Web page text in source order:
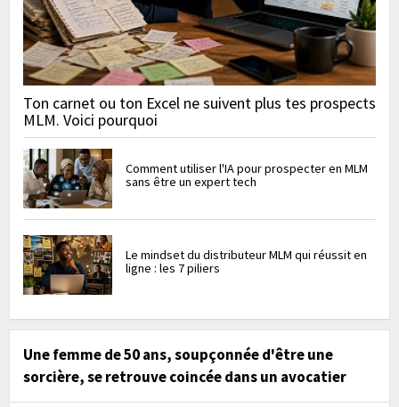
Ton carnet ou ton Excel ne suivent plus tes prospects
MLM. Voici pourquoi
Comment utiliser l'IA pour prospecter en MLM
sans être un expert tech
Le mindset du distributeur MLM qui réussit en
ligne : les 7 piliers
Une femme de 50 ans, soupçonnée d'être une
sorcière, se retrouve coincée dans un avocatier